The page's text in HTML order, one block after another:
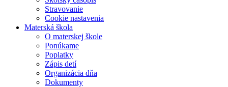
Stravovanie
Cookie nastavenia
Materská škola
O materskej škole
Ponúkame
Poplatky
Zápis detí
Organizácia dňa
Dokumenty